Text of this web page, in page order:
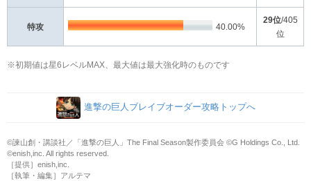
特攻 40.00%
29位/405
位
※初期値は星6レベルMAX、最大値は最大強化時のものです
進撃の巨人ブレイブオーダー攻略トップへ
©諫山創・講談社／「進撃の巨人」The Final Season製作委員会 ©G Holdings Co., Ltd.
©enish,inc. All rights reserved.
［提供］enish,inc.
［執筆・編集］アルテマ